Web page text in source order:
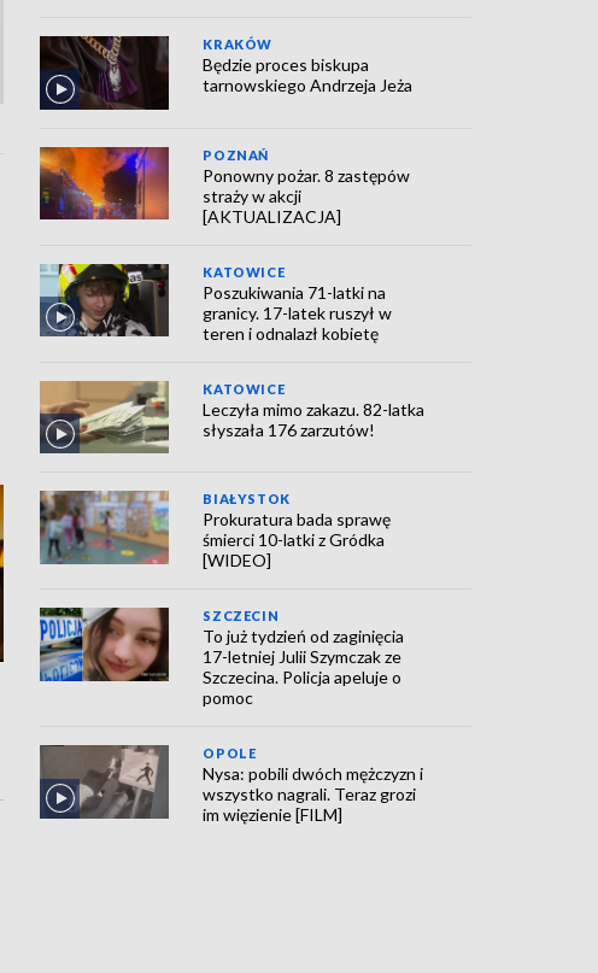
KRAKÓW
Będzie proces biskupa
tarnowskiego Andrzeja Jeża
POZNAŃ
Ponowny pożar. 8 zastępów
straży w akcji
[AKTUALIZACJA]
KATOWICE
Poszukiwania 71-latki na
granicy. 17-latek ruszył w
teren i odnalazł kobietę
KATOWICE
Leczyła mimo zakazu. 82-latka
słyszała 176 zarzutów!
BIAŁYSTOK
Prokuratura bada sprawę
śmierci 10-latki z Gródka
[WIDEO]
SZCZECIN
To już tydzień od zaginięcia
17-letniej Julii Szymczak ze
Szczecina. Policja apeluje o
pomoc
OPOLE
Nysa: pobili dwóch mężczyzn i
wszystko nagrali. Teraz grozi
im więzienie [FILM]